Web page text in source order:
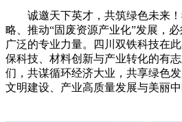
诚邀天下英才，共筑绿色未来
略、推动“固废资源产业化”发展，
广泛的专业力量。四川双铁科技在
保科技、材料创新与产业转化的有
们，共谋循环经济大业，共享绿色
文明建设、产业高质量发展与美丽